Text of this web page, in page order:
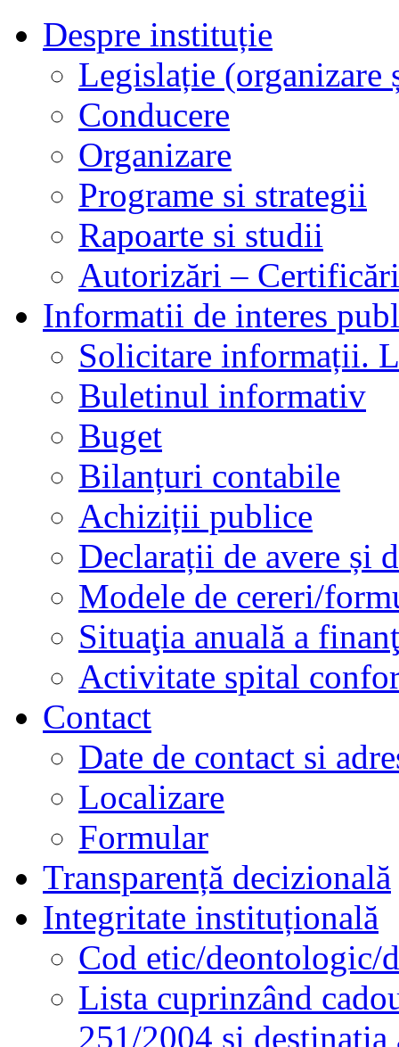
Despre instituție
Legislație
Conducere
Organizare
Programe si strategii
Rapoarte si studii
Autorizări –
Informatii de interes
Solicitare informații.
Buletinul informativ
Buget
Bilanțuri contabile
Achiziții publice
Declarații de avere și
Modele de cereri/
Situaţia anuală a
Activitate spital
Contact
Date de contact si
Localizare
Formular
Transparență decizională
Integritate instituțională
Cod etic/deontologic/
Lista cuprinzând
251/2004 şi destinaţia